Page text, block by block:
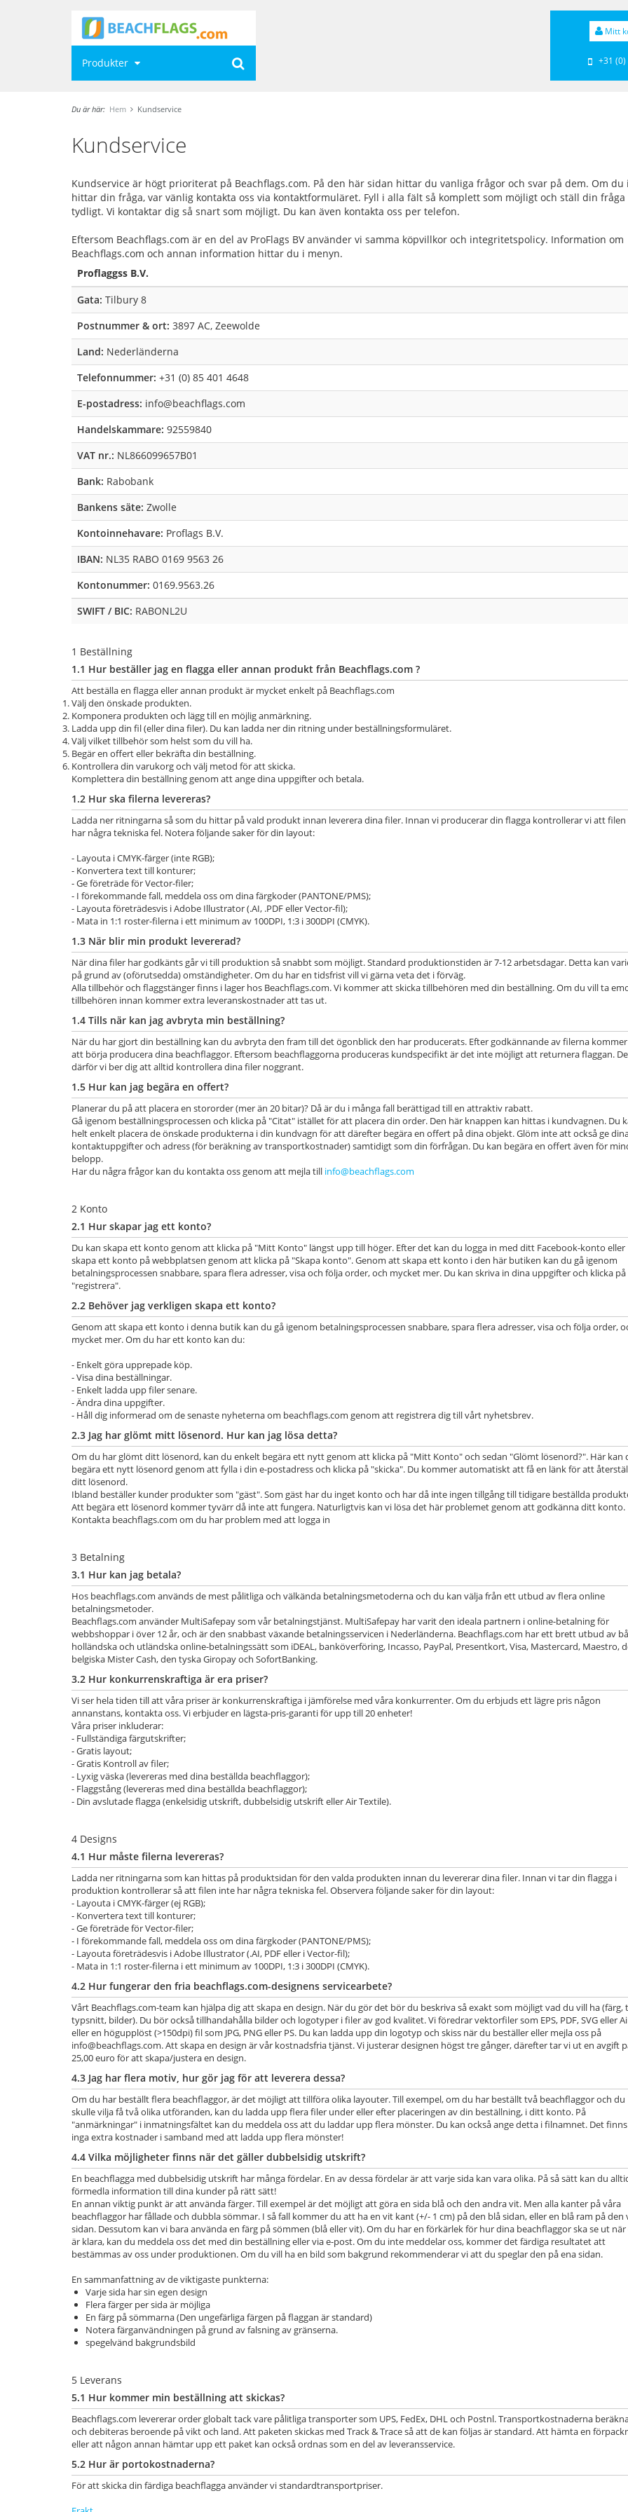
Produkter
Mitt
+31
Du är här: Hem Kundservice
Kundservice
Kundservice är högt prioriterat på Beachflags.com. På den här sidan hittar du vanliga frågor och svar på dem. Om du
hittar din fråga, var vänlig kontakta oss via kontaktformuläret. Fyll i alla fält så komplett som möjligt och ställ din fråga
tydligt. Vi kontaktar dig så snart som möjligt. Du kan även kontakta oss per telefon.
Eftersom Beachflags.com är en del av ProFlags BV använder vi samma köpvillkor och integritetspolicy. Information om
Beachflags.com och annan information hittar du i menyn.
Proflaggss B.V.
Gata: Tilbury 8
Postnummer & ort: 3897 AC, Zeewolde
Land: Nederländerna
Telefonnummer: +31 (0) 85 401 4648
E-postadress: info@beachflags.com
Handelskammare: 92559840
VAT nr.: NL866099657B01
Bank: Rabobank
Bankens säte: Zwolle
Kontoinnehavare: Proflags B.V.
IBAN: NL35 RABO 0169 9563 26
Kontonummer: 0169.9563.26
SWIFT / BIC: RABONL2U
1 Beställning
1.1 Hur beställer jag en flagga eller annan produkt från Beachflags.com ?
Att beställa en flagga eller annan produkt är mycket enkelt på Beachflags.com
Välj den önskade produkten.
Komponera produkten och lägg till en möjlig anmärkning.
Ladda upp din fil (eller dina filer). Du kan ladda ner din ritning under beställningsformuläret.
Välj vilket tillbehör som helst som du vill ha.
Begär en offert eller bekräfta din beställning.
Kontrollera din varukorg och välj metod för att skicka.
Komplettera din beställning genom att ange dina uppgifter och betala.
1.2 Hur ska filerna levereras?
Ladda ner ritningarna så som du hittar på vald produkt innan leverera dina filer. Innan vi producerar din flagga kontrollerar vi att
har några tekniska fel. Notera följande saker för din layout:
- Layouta i CMYK-färger (inte RGB);
- Konvertera text till konturer;
- Ge företräde för Vector-filer;
- I förekommande fall, meddela oss om dina färgkoder (PANTONE/PMS);
- Layouta företrädesvis i Adobe Illustrator (.AI, .PDF eller Vector-fil);
- Mata in 1:1 roster-filerna i ett minimum av 100DPI, 1:3 i 300DPI (CMYK).
1.3 När blir min produkt levererad?
När dina filer har godkänts går vi till produktion så snabbt som möjligt. Standard produktionstiden är 7-12 arbetsdagar. Detta kan
på grund av (oförutsedda) omständigheter. Om du har en tidsfrist vill vi gärna veta det i förväg.
Alla tillbehör och flaggstänger finns i lager hos Beachflags.com. Vi kommer att skicka tillbehören med din beställning. Om du vill ta
tillbehören innan kommer extra leveranskostnader att tas ut.
1.4 Tills när kan jag avbryta min beställning?
När du har gjort din beställning kan du avbryta den fram till det ögonblick den har producerats. Efter godkännande av filerna
att börja producera dina beachflaggor. Eftersom beachflaggorna produceras kundspecifikt är det inte möjligt att returnera flaggan.
därför vi ber dig att alltid kontrollera dina filer noggrant.
1.5 Hur kan jag begära en offert?
Planerar du på att placera en stororder (mer än 20 bitar)? Då är du i många fall berättigad till en attraktiv rabatt.
Gå igenom beställningsprocessen och klicka på "Citat" istället för att placera din order. Den här knappen kan hittas i kundvagnen. Du
helt enkelt placera de önskade produkterna i din kundvagn för att därefter begära en offert på dina objekt. Glöm inte att också ge
kontaktuppgifter och adress (för beräkning av transportkostnader) samtidigt som din förfrågan. Du kan begära en offert även för
belopp.
Har du några frågor kan du kontakta oss genom att mejla till info@beachflags.com
2 Konto
2.1 Hur skapar jag ett konto?
Du kan skapa ett konto genom att klicka på "Mitt Konto" längst upp till höger. Efter det kan du logga in med ditt Facebook-konto eller
skapa ett konto på webbplatsen genom att klicka på "Skapa konto". Genom att skapa ett konto i den här butiken kan du gå igenom
betalningsprocessen snabbare, spara flera adresser, visa och följa order, och mycket mer. Du kan skriva in dina uppgifter och klicka på
"registrera".
2.2 Behöver jag verkligen skapa ett konto?
Genom att skapa ett konto i denna butik kan du gå igenom betalningsprocessen snabbare, spara flera adresser, visa och följa order,
mycket mer. Om du har ett konto kan du:
- Enkelt göra upprepade köp.
- Visa dina beställningar.
- Enkelt ladda upp filer senare.
- Ändra dina uppgifter.
- Håll dig informerad om de senaste nyheterna om beachflags.com genom att registrera dig till vårt nyhetsbrev.
2.3 Jag har glömt mitt lösenord. Hur kan jag lösa detta?
Om du har glömt ditt lösenord, kan du enkelt begära ett nytt genom att klicka på "Mitt Konto" och sedan "Glömt lösenord?". Här kan
begära ett nytt lösenord genom att fylla i din e-postadress och klicka på "skicka". Du kommer automatiskt att få en länk för att
ditt lösenord.
Ibland beställer kunder produkter som "gäst". Som gäst har du inget konto och har då inte ingen tillgång till tidigare beställda
Att begära ett lösenord kommer tyvärr då inte att fungera. Naturligtvis kan vi lösa det här problemet genom att godkänna ditt konto.
Kontakta beachflags.com om du har problem med att logga in
3 Betalning
3.1 Hur kan jag betala?
Hos beachflags.com används de mest pålitliga och välkända betalningsmetoderna och du kan välja från ett utbud av flera online
betalningsmetoder.
Beachflags.com använder MultiSafepay som vår betalningstjänst. MultiSafepay har varit den ideala partnern i online-betalning för
webbshoppar i över 12 år, och är den snabbast växande betalningsservicen i Nederländerna. Beachflags.com har ett brett utbud av
holländska och utländska online-betalningssätt som iDEAL, banköverföring, Incasso, PayPal, Presentkort, Visa, Mastercard, Maestro,
belgiska Mister Cash, den tyska Giropay och SofortBanking.
3.2 Hur konkurrenskraftiga är era priser?
Vi ser hela tiden till att våra priser är konkurrenskraftiga i jämförelse med våra konkurrenter. Om du erbjuds ett lägre pris någon
annanstans, kontakta oss. Vi erbjuder en lägsta-pris-garanti för upp till 20 enheter!
Våra priser inkluderar:
- Fullständiga färgutskrifter;
- Gratis layout;
- Gratis Kontroll av filer;
- Lyxig väska (levereras med dina beställda beachflaggor);
- Flaggstång (levereras med dina beställda beachflaggor);
- Din avslutade flagga (enkelsidig utskrift, dubbelsidig utskrift eller Air Textile).
4 Designs
4.1 Hur måste filerna levereras?
Ladda ner ritningarna som kan hittas på produktsidan för den valda produkten innan du levererar dina filer. Innan vi tar din flagga i
produktion kontrollerar så att filen inte har några tekniska fel. Observera följande saker för din layout:
- Layouta i CMYK-färger (ej RGB);
- Konvertera text till konturer;
- Ge företräde för Vector-filer;
- I förekommande fall, meddela oss om dina färgkoder (PANTONE/PMS);
- Layouta företrädesvis i Adobe Illustrator (.AI, PDF eller i Vector-fil);
- Mata in 1:1 roster-filerna i ett minimum av 100DPI, 1:3 i 300DPI (CMYK).
4.2 Hur fungerar den fria beachflags.com-designens servicearbete?
Vårt Beachflags.com-team kan hjälpa dig att skapa en design. När du gör det bör du beskriva så exakt som möjligt vad du vill ha (färg,
typsnitt, bilder). Du bör också tillhandahålla bilder och logotyper i filer av god kvalitet. Vi föredrar vektorfiler som EPS, PDF, SVG eller Ai
eller en högupplöst (>150dpi) fil som JPG, PNG eller PS. Du kan ladda upp din logotyp och skiss när du beställer eller mejla oss på
info@beachflags.com. Att skapa en design är vår kostnadsfria tjänst. Vi justerar designen högst tre gånger, därefter tar vi ut en avgift
25,00 euro för att skapa/justera en design.
4.3 Jag har flera motiv, hur gör jag för att leverera dessa?
Om du har beställt flera beachflaggor, är det möjligt att tillföra olika layouter. Till exempel, om du har beställt två beachflaggor och du
skulle vilja få två olika utföranden, kan du ladda upp flera filer under eller efter placeringen av din beställning, i ditt konto. På
"anmärkningar" i inmatningsfältet kan du meddela oss att du laddar upp flera mönster. Du kan också ange detta i filnamnet. Det finns
inga extra kostnader i samband med att ladda upp flera mönster!
4.4 Vilka möjligheter finns när det gäller dubbelsidig utskrift?
En beachflagga med dubbelsidig utskrift har många fördelar. En av dessa fördelar är att varje sida kan vara olika. På så sätt kan du
förmedla information till dina kunder på rätt sätt!
En annan viktig punkt är att använda färger. Till exempel är det möjligt att göra en sida blå och den andra vit. Men alla kanter på våra
beachflaggor har fållade och dubbla sömmar. I så fall kommer du att ha en vit kant (+/- 1 cm) på den blå sidan, eller en blå ram på den
sidan. Dessutom kan vi bara använda en färg på sömmen (blå eller vit). Om du har en förkärlek för hur dina beachflaggor ska se ut när
är klara, kan du meddela oss det med din beställning eller via e-post. Om du inte meddelar oss, kommer det färdiga resultatet att
bestämmas av oss under produktionen. Om du vill ha en bild som bakgrund rekommenderar vi att du speglar den på ena sidan.
En sammanfattning av de viktigaste punkterna:
Varje sida har sin egen design
Flera färger per sida är möjliga
En färg på sömmarna (Den ungefärliga färgen på flaggan är standard)
Notera färganvändningen på grund av falsning av gränserna.
spegelvänd bakgrundsbild
5 Leverans
5.1 Hur kommer min beställning att skickas?
Beachflags.com levererar order globalt tack vare pålitliga transporter som UPS, FedEx, DHL och Postnl. Transportkostnaderna
och debiteras beroende på vikt och land. Att paketen skickas med Track & Trace så att de kan följas är standard. Att hämta en
eller att någon annan hämtar upp ett paket kan också ordnas som en del av leveransservice.
5.2 Hur är portokostnaderna?
För att skicka din färdiga beachflagga använder vi standardtransportpriser.